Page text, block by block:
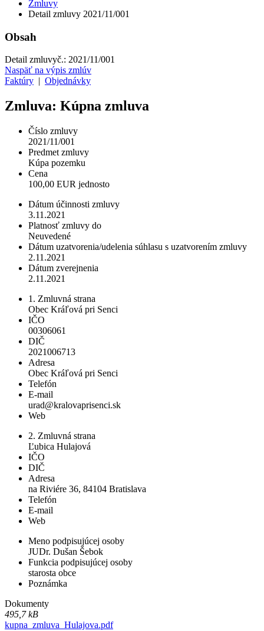
Zmluvy
Detail zmluvy 2021/11/001
Obsah
Detail zmluvyč.: 2021/11/001
Naspäť na výpis zmlúv
Faktúry
Objednávky
Zmluva: Kúpna zmluva
Číslo zmluvy
2021/11/001
Predmet zmluvy
Kúpa pozemku
Cena
100,00 EUR jednosto
Dátum účinnosti zmluvy
3.11.2021
Platnosť zmluvy do
Neuvedené
Dátum uzatvorenia/udelenia súhlasu s uzatvorením zmluvy
2.11.2021
Dátum zverejnenia
2.11.2021
1. Zmluvná strana
Obec Kráľová pri Senci
IČO
00306061
DIČ
2021006713
Adresa
Obec Kráľová pri Senci
Telefón
E-mail
urad@kralovaprisenci.sk
Web
2. Zmluvná strana
Ľubica Hulajová
IČO
DIČ
Adresa
na Riviére 36, 84104 Bratislava
Telefón
E-mail
Web
Meno podpisujúcej osoby
JUDr. Dušan Šebok
Funkcia podpisujúcej osoby
starosta obce
Poznámka
Dokumenty
495,7 kB
kupna_zmluva_Hulajova.pdf